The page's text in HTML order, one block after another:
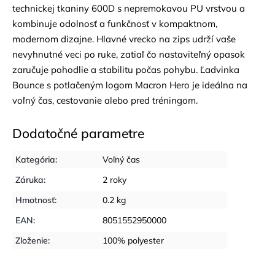
technickej tkaniny 600D s nepremokavou PU vrstvou a
kombinuje odolnosť a funkčnosť v kompaktnom,
modernom dizajne. Hlavné vrecko na zips udrží vaše
nevyhnutné veci po ruke, zatiaľ čo nastaviteľný opasok
zaručuje pohodlie a stabilitu počas pohybu. Ľadvinka
Bounce s potlačeným logom Macron Hero je ideálna na
voľný čas, cestovanie alebo pred tréningom.
Dodatočné parametre
Kategória:
Voľný čas
Záruka:
2 roky
Hmotnosť:
0.2 kg
EAN:
8051552950000
Zloženie: 100% polyester